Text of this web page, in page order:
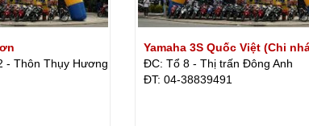
- Thôn Thụy Hương
Yamaha 3S Quốc Việt (Chi
ĐC: Tổ 8 - Thị trấn Đông Anh
ÐT: 04-38839491